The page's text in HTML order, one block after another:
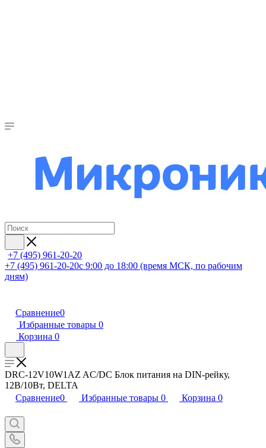
+7 (495) 961-20-20
+7 (495) 961-20-20с 9:00 до 18:00 (время МСК, по рабочим
дням)
Сравнение0
Избранные товары 0
Корзина 0
DRC-12V10W1AZ AC/DC Блок питания на DIN-рейку,
12В/10Вт, DELTA
Сравнение0 Избранные товары 0 Корзина 0